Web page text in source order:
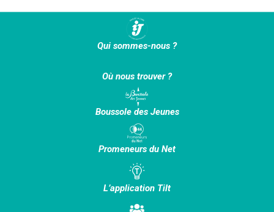
Qui sommes-nous ?
Où nous trouver ?
Boussole des Jeunes
Promeneurs du Net
L’application Tilt